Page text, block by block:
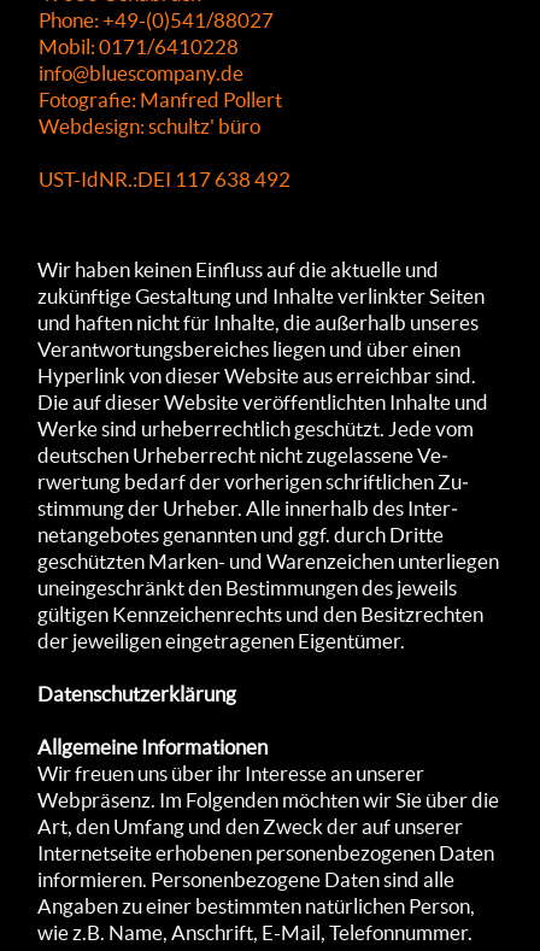
Wir haben keinen Ein­fluss auf die aktuelle und
zukünf­tige Gestal­tung und Inhalte verlinkter Seiten
und haften nicht für Inhalte, die außerhalb unseres
Verant­wortungs­bereiches liegen und über einen
Hyper­link von dieser Web­site aus er­reich­bar sind.
Die auf dieser Web­site ver­öffent­lich­ten In­halte und
Werke sind ur­heber­rechtlich ge­schützt. Jede vom
deutschen Ur­heber­recht nicht zu­gelas­sene Ve­
rwertung be­darf der vorhe­rigen schrift­lichen Zu­
stimmung der Ur­heber. Alle inne­rhalb des Inter­
netan­gebotes genann­ten und ggf. durch Dritte
geschütz­ten Marken- und Waren­zeichen unter­liegen
unein­geschränkt den Bestim­mungen des jeweils
gültigen Kenn­zeichen­rechts und den Besitz­rech­ten
der je­weili­gen einge­trage­nen Eigen­tümer.
Datenschutzerklärung
Allgemeine Informationen
Wir freuen uns über ihr Interesse an unserer
Webpräsenz. Im Folgenden möchten wir Sie über die
Art, den Umfang und den Zweck der auf unserer
Internetseite erhobenen personenbezogenen Daten
informieren. Personenbezogene Daten sind alle
Angaben zu einer bestimmten natürlichen Person,
wie z.B. Name, Anschrift, E-Mail, Telefonnummer.
Phone: +49-(0)541/88027
Mobil: 0171/6410228
info@bluescompany.de
Fotografie: Manfred Pollert
Webdesign: schultz' büro
UST-IdNR.:DEI 117 638 492